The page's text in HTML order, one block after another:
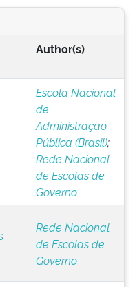
Author(s)
Escola Nacional
de
Administração
Pública (Brasil);
Rede Nacional
de Escolas de
Governo
Rede Nacional
de Escolas de
Governo